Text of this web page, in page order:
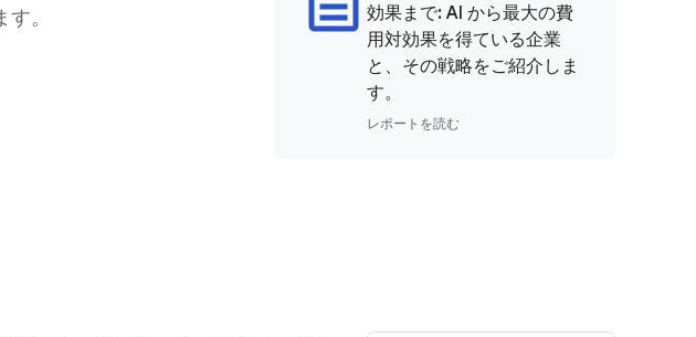
。
効果まで: AI から最大の費
用対効果を得ている企業
と、その戦略をご紹介しま
す。
レポートを読む